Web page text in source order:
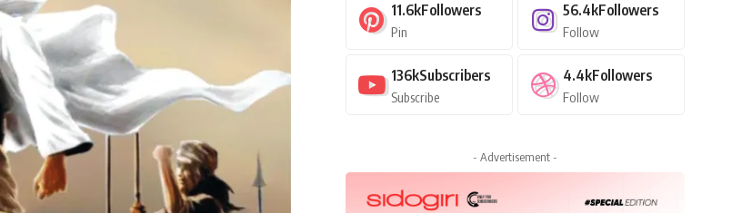
11.6kFollowers
Pin
56.4kFollowers
Follow
136kSubscribers
Subscribe
4.4kFollowers
Follow
- Advertisement -